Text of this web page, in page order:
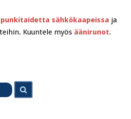
sähkökaapeissa ja
Kuuntele myös äänirunot.